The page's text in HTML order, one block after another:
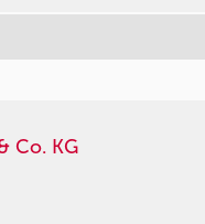
Co. KG